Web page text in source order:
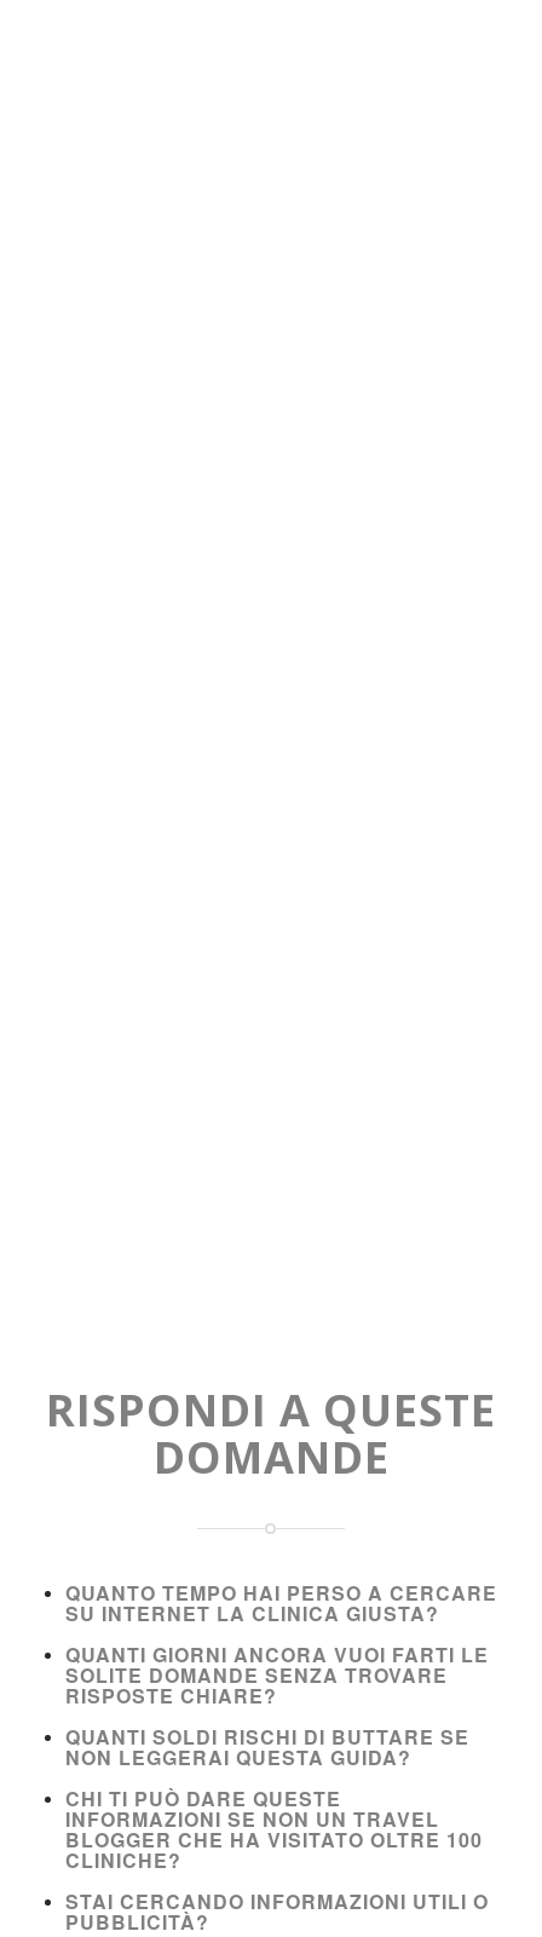
RISPONDI A QUESTE
DOMANDE
QUANTO TEMPO HAI PERSO A CERCARE
SU INTERNET LA CLINICA GIUSTA?
QUANTI GIORNI ANCORA VUOI FARTI LE
SOLITE DOMANDE SENZA TROVARE
RISPOSTE CHIARE?
QUANTI SOLDI RISCHI DI BUTTARE SE
NON LEGGERAI QUESTA GUIDA?
CHI TI PUÒ DARE QUESTE
INFORMAZIONI SE NON UN TRAVEL
BLOGGER CHE HA VISITATO OLTRE 100
CLINICHE?
STAI CERCANDO INFORMAZIONI UTILI O
PUBBLICITÀ?